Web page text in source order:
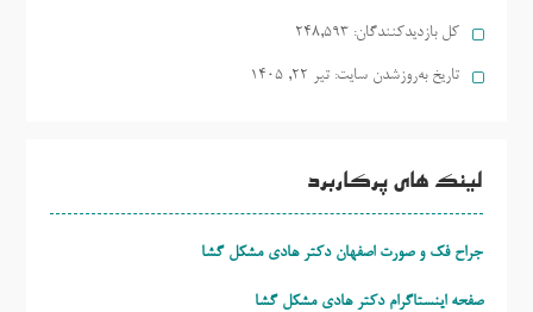
کل بازدیدکنند‌گان: 248,593
تاریخ به‌روزشدن سایت: تیر ۲۲, ۱۴۰۵
لینک های پرکاربرد
جراح فک و صورت اصفهان دکتر هادی مشکل گشا
صفحه اینستاگرام دکتر هادی مشکل گشا